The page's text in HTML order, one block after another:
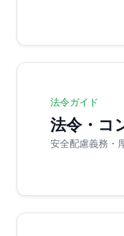
法令ガイド
法令・コ
安全配慮義務・